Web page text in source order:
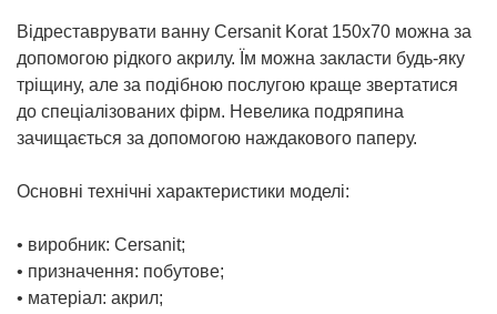
Відреставрувати ванну Cersanit Korat 150x70 можна за
допомогою рідкого акрилу. Їм можна закласти будь-яку
тріщину, але за подібною послугою краще звертатися
до спеціалізованих фірм. Невелика подряпина
зачищається за допомогою наждакового паперу.
Основні технічні характеристики моделі:
• виробник: Cersanit;
• призначення: побутове;
• матеріал: акрил;